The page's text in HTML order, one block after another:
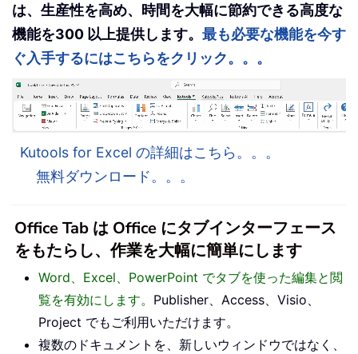
は、生産性を高め、時間を大幅に節約できる高度な
機能を300 以上提供します。 最も必要な機能を今す
ぐ入手するにはこちらをクリック。。。
Kutools for Excel の詳細はこちら。。。
無料ダウンロード。。。
Office Tab は Office にタブインターフェース
をもたらし、作業を大幅に簡単にします
Word、Excel、PowerPoint でタブを使った編集と閲
覧を有効にします。 Publisher、Access、Visio、
Project でもご利用いただけます。
複数のドキュメントを、新しいウィンドウではなく、